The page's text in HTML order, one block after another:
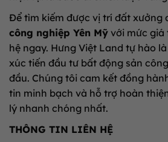
Để tìm kiếm được vị trí đất xưởng
công nghiệp Yên Mỹ với mức giá
hệ ngay. Hưng Việt Land tự hào
xúc tiến đầu tư bất động sản
đầu. Chúng tôi cam kết đồng
tin minh bạch và hỗ trợ hoàn
lý nhanh chóng nhất.
THÔNG TIN LIÊN HỆ